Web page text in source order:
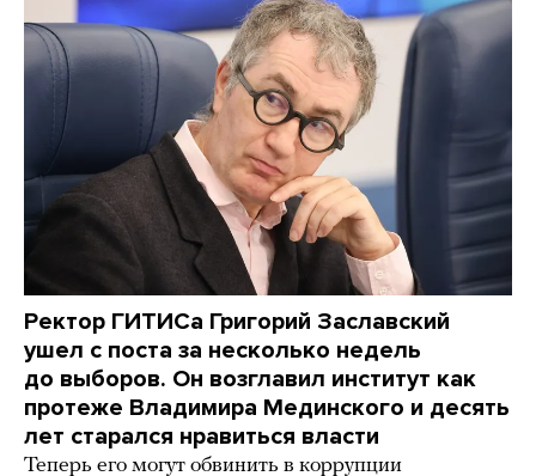
Ректор ГИТИСа Григорий Заславский
ушел с поста за несколько недель
до выборов. Он возглавил институт как
протеже Владимира Мединского и десять
лет старался нравиться власти
Теперь его могут обвинить в коррупции